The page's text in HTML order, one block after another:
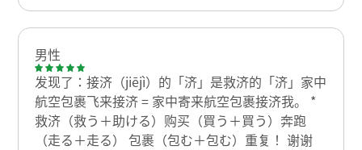
男性
发现了：接济（jiējì）的「济」是救济的「济」家中
航空包裹飞来接济 = 家中寄来航空包裹接济我。 *
救济（救う＋助ける）购买（買う＋買う）奔跑
（走る＋走る） 包裹（包む＋包む）重复！ 谢谢